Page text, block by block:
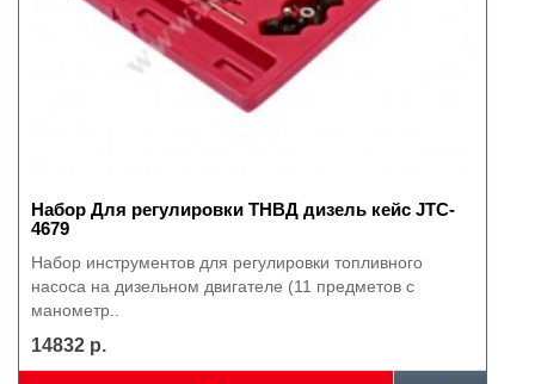
Набор Для регулировки ТНВД дизель кейс JTC-
4679
Набор инструментов для регулировки топливного
насоса на дизельном двигателе (11 предметов с
манометр..
14832 р.